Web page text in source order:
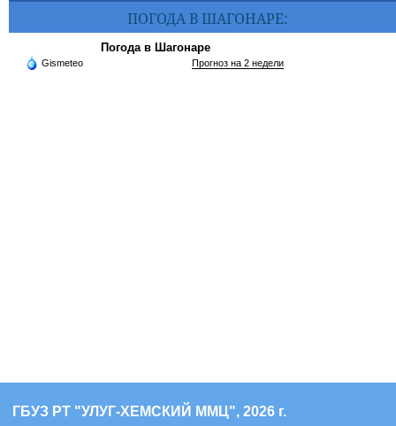
ПОГОДА В ШАГОНАРЕ:
Погода в Шагонаре
Gismeteo Прогноз на 2 недели
ГБУЗ РТ "УЛУГ-ХЕМСКИЙ ММЦ", 2026 г.